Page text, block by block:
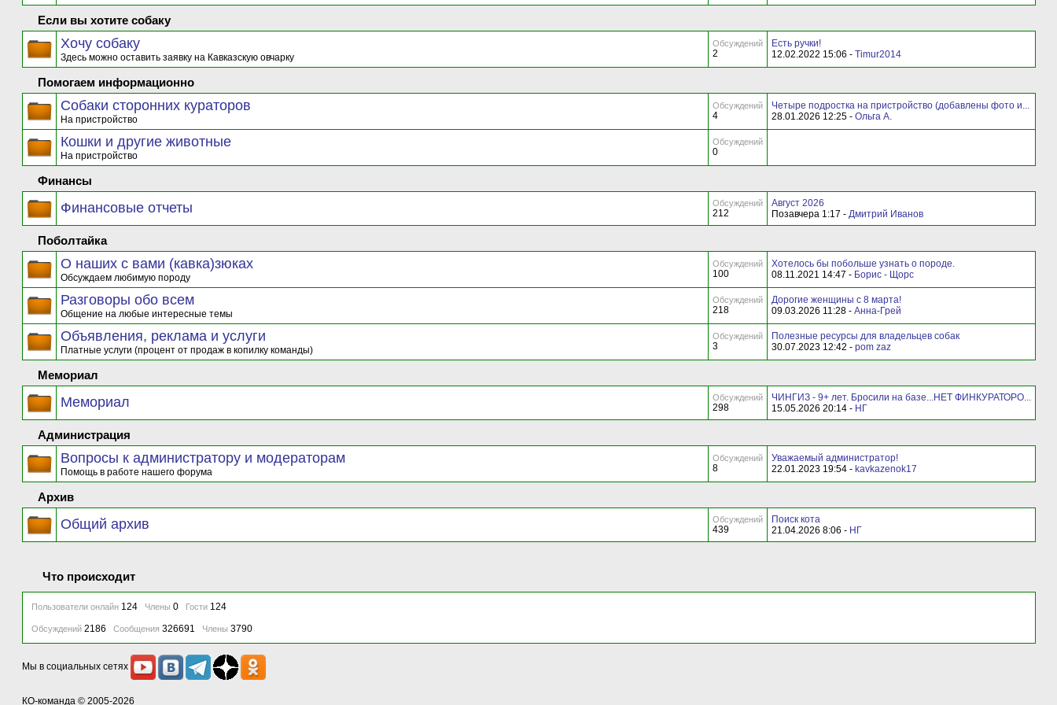
Если вы хотите собаку
Хочу собаку
Здесь можно оставить заявку на Кавказскую овчарку
Обсуждений
2
Есть ручки!
12.02.2022 15:06 - Timur2014
Помогаем информационно
Собаки сторонних кураторов
На пристройство
Обсуждений
4
Четыре подростка на пристройство (добавлены фото и...
28.01.2026 12:25 - Ольга А.
Кошки и другие животные
На пристройство
Обсуждений
0
Финансы
Финансовые отчеты Обсуждений
212
Август 2026
Позавчера 1:17 - Дмитрий Иванов
Поболтайка
О наших с вами (кавка)зюках
Обсуждаем любимую породу
Обсуждений
100
Хотелось бы побольше узнать о породе.
08.11.2021 14:47 - Борис - Щорс
Разговоры обо всем
Общение на любые интересные темы
Обсуждений
218
Дорогие женщины с 8 марта!
09.03.2026 11:28 - Анна-Грей
Объявления, реклама и услуги
Платные услуги (процент от продаж в копилку команды)
Обсуждений
3
Полезные ресурсы для владельцев собак
30.07.2023 12:42 - pom zaz
Мемориал
Мемориал Обсуждений
298
ЧИНГИЗ - 9+ лет. Бросили на базе...НЕТ ФИНКУРАТОРО...
15.05.2026 20:14 - НГ
Администрация
Вопросы к администратору и модераторам
Помощь в работе нашего форума
Обсуждений
8
Уважаемый администратор!
22.01.2023 19:54 - kavkazenok17
Архив
Общий архив Обсуждений
439
Поиск кота
21.04.2026 8:06 - НГ
Что происходит
Пользователи онлайн 124 Члены 0 Гости 124
Обсуждений 2186 Сообщения 326691 Члены 3790
Мы в социальных сетях
КО-команда © 2005-2026